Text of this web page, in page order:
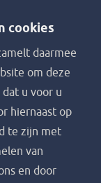
cookies
daarmee
om deze
u voor u
hiernaast op
te zijn met
van
en door